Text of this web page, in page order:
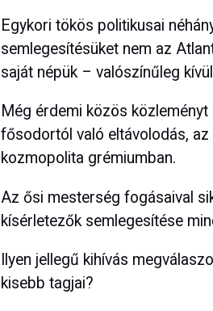
Egykori tökös politikusai
semlegesítésüket nem az
saját népük – valószínűleg
Még érdemi közös
fősodortól való eltávolodás,
kozmopolita grémiumban.
Az ősi mesterség fogásaival
kísérletezők semlegesítése
Ilyen jellegű kihívás
kisebb tagjai?